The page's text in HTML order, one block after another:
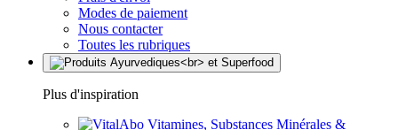
Modes de paiement
Nous contacter
Toutes les rubriques
Plus d'inspiration
Vitamines, Substances Minérales &